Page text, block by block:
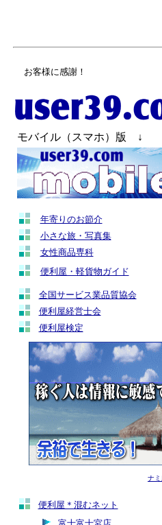
お客様に感謝！
モバイル（スマホ）版 ↓
年寄りのお節介
小さな旅・写真集
女性商品専科
便利屋・軽貨物ガイド
全国サービス業品質協会
便利屋経営士会
便利屋検定
便利屋＊混むネット